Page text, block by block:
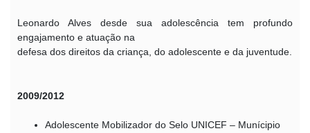
Leonardo Alves desde sua adolescência tem profundo
engajamento e atuação na
defesa dos direitos da criança, do adolescente e da juventude.
2009/2012
Adolescente Mobilizador do Selo UNICEF – Munícipio